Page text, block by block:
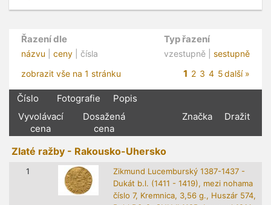
Řazení dle
názvu ceny | čísla
Typ řazení
vzestupně | sestupně
zobrazit vše na 1 stránku
1 2 3 4 5další »
Číslo Fotografie
Popis
Vyvolávací
cena
Dosažená
cena
Značka Dražit
Zlaté ražby - Rakousko-Uhersko
1
Zikmund Lucemburský 1387-1437 -
Dukát b.l. (1411 - 1419), mezi nohama
číslo 7, Kremnica, 3,56 g., Huszár 574,